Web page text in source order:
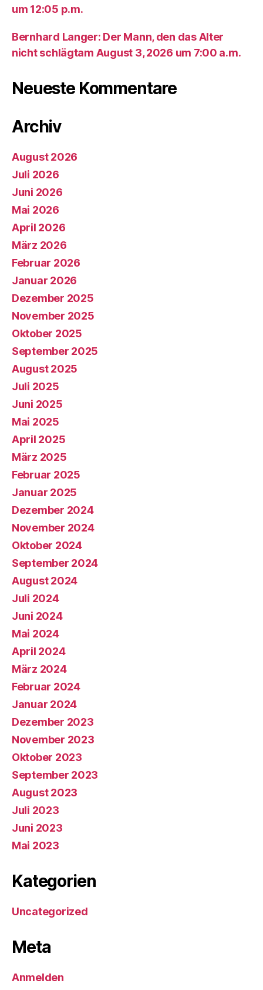
um 12:05 p.m.
Bernhard Langer: Der Mann, den das Alter
nicht schlägtam August 3, 2026 um 7:00 a.m.
Neueste Kommentare
Archiv
August 2026
Juli 2026
Juni 2026
Mai 2026
April 2026
März 2026
Februar 2026
Januar 2026
Dezember 2025
November 2025
Oktober 2025
September 2025
August 2025
Juli 2025
Juni 2025
Mai 2025
April 2025
März 2025
Februar 2025
Januar 2025
Dezember 2024
November 2024
Oktober 2024
September 2024
August 2024
Juli 2024
Juni 2024
Mai 2024
April 2024
März 2024
Februar 2024
Januar 2024
Dezember 2023
November 2023
Oktober 2023
September 2023
August 2023
Juli 2023
Juni 2023
Mai 2023
Kategorien
Uncategorized
Meta
Anmelden